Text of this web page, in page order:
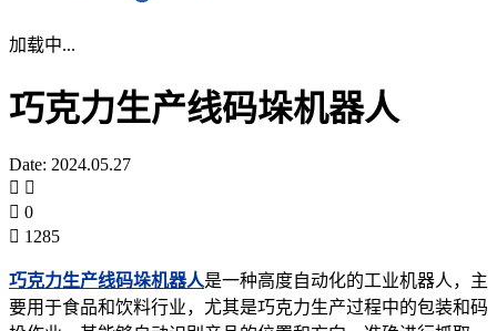
加载中...
巧克力生产线码垛机器人
Date: 2024.05.27
0
1285
巧克力生产线码垛机器人是一种高度自动化的工业机器人，主
要用于食品和饮料行业，尤其是巧克力生产过程中的包装和码